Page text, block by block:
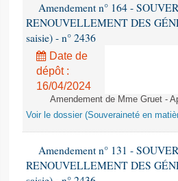
Amendement n° 164 -
RENOUVELLEMENT DES
saisie) - n° 2436
Date de
dépôt :
16/04/2024
Amendement de Mme Gruet -
Voir le dossier (Souveraineté en
Amendement n° 131 -
RENOUVELLEMENT DES